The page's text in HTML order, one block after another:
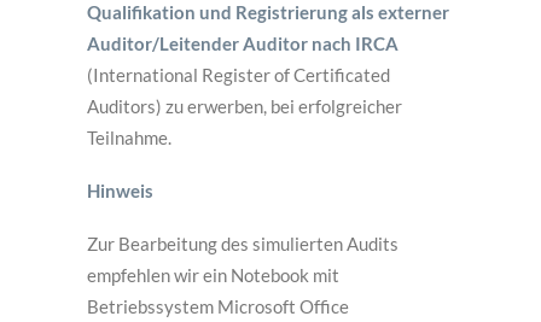
Qualifikation und Registrierung als externer
Auditor/Leitender Auditor nach IRCA
(International Register of Certificated
Auditors) zu erwerben, bei erfolgreicher
Teilnahme.
Hinweis
Zur Bearbeitung des simulierten Audits
empfehlen wir ein Notebook mit
Betriebssystem Microsoft Office